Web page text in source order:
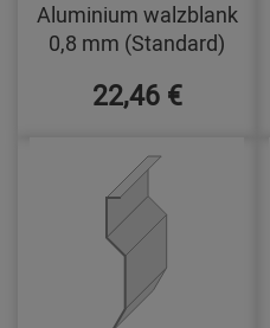
Aluminium walzblank
0,8 mm (Standard)
22,46 €